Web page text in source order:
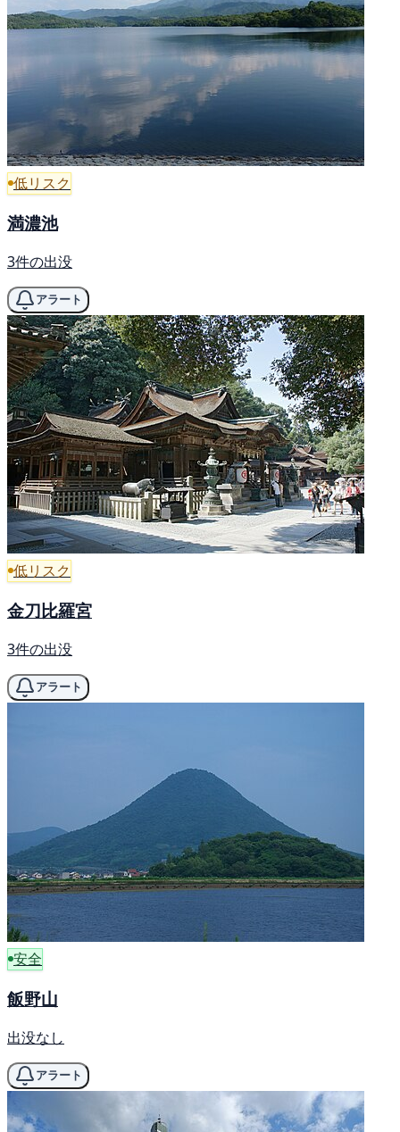
低リスク
満濃池
3件の出没
アラート
低リスク
金刀比羅宮
3件の出没
アラート
安全
飯野山
出没なし
アラート